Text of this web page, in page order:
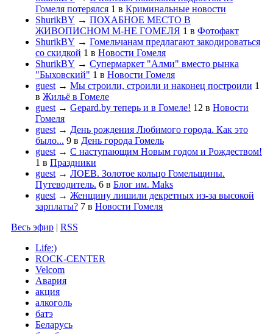
Гомеля потерялся 1 в Криминальные новости
ShurikBY → ПОХАБНОЕ МЕСТО В
ЖИВОПИСНОМ М-НЕ ГОМЕЛЯ 1 в Фотофакт
ShurikBY → Гомельчанам предлагают закодироваться
со скидкой 1 в Новости Гомеля
ShurikBY → Супермаркет "Алми" вместо рынка
"Быховский" 1 в Новости Гомеля
guest → Мы строили, строили и наконец построили 1
в Жильё в Гомеле
guest → Gepard.by теперь и в Гомеле! 12 в Новости
Гомеля
guest → День рождения Любимого города. Как это
было... 9 в День города Гомель
guest → С наступающим Новым годом и Рождеством!
1 в Праздники
guest → ЛОЕВ. Золотое кольцо Гомельщины.
Путеводитель. 6 в Блог им. Maks
guest → Женщину лишили декретных из-за высокой
зарплаты? 7 в Новости Гомеля
Весь эфир | RSS
Life:)
ROCK-CENTER
Velcom
Авария
акция
алкоголь
батэ
Беларусь